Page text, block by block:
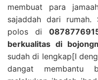
membuat para
sajaddah dari
polos di
berkualitas di
sudah di lengkap[I
dangat membantu